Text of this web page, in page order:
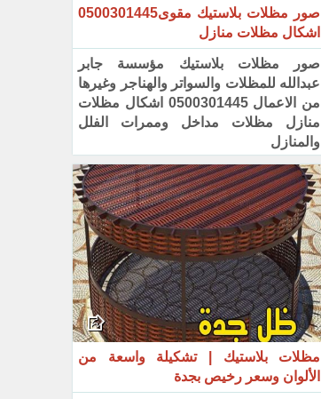
صور مظلات بلاستيك مقوى0500301445
اشكال مظلات منازل
صور مظلات بلاستيك مؤسسة جابر
عبدالله للمظلات والسواتر والهناجر وغيرها
من الاعمال 0500301445 اشكال مظلات
منازل مظلات مداخل وممرات الفلل
والمنازل
مظلات بلاستيك | تشكيلة واسعة من
الألوان وسعر رخيص بجدة